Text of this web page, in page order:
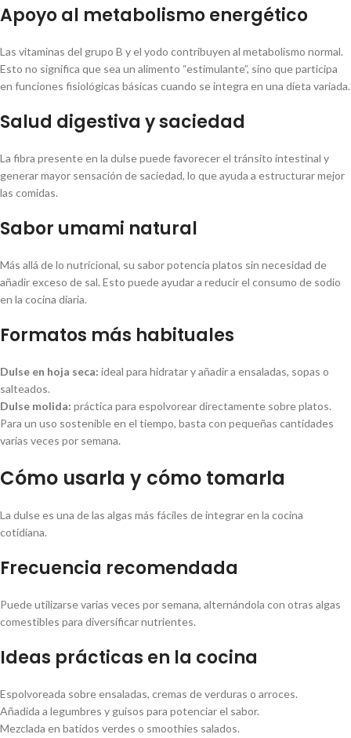
Apoyo al metabolismo energético
Las vitaminas del grupo B y el yodo contribuyen al metabolismo normal.
Esto no significa que sea un alimento “estimulante”, sino que participa
en funciones fisiológicas básicas cuando se integra en una dieta variada.
Salud digestiva y saciedad
La fibra presente en la dulse puede favorecer el tránsito intestinal y
generar mayor sensación de saciedad, lo que ayuda a estructurar mejor
las comidas.
Sabor umami natural
Más allá de lo nutricional, su sabor potencia platos sin necesidad de
añadir exceso de sal. Esto puede ayudar a reducir el consumo de sodio
en la cocina diaria.
Formatos más habituales
Dulse en hoja seca: ideal para hidratar y añadir a ensaladas, sopas o
salteados.
Dulse molida: práctica para espolvorear directamente sobre platos.
Para un uso sostenible en el tiempo, basta con pequeñas cantidades
varias veces por semana.
Cómo usarla y cómo tomarla
La dulse es una de las algas más fáciles de integrar en la cocina
cotidiana.
Frecuencia recomendada
Puede utilizarse varias veces por semana, alternándola con otras algas
comestibles para diversificar nutrientes.
Ideas prácticas en la cocina
Espolvoreada sobre ensaladas, cremas de verduras o arroces.
Añadida a legumbres y guisos para potenciar el sabor.
Mezclada en batidos verdes o smoothies salados.